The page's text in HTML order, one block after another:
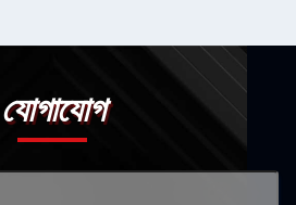
যোগাযোগ